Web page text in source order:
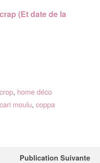
(Et date de la
crop, home déco
cari moulu, coppa
Publication Suivante